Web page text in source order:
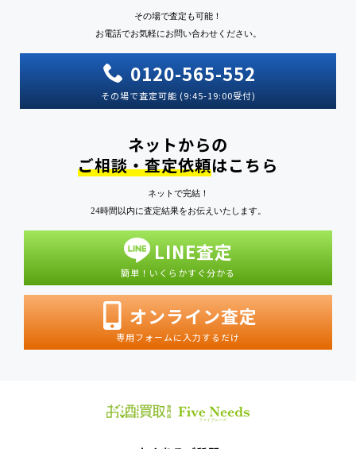
その場で査定も可能！
お電話でお気軽にお問い合わせください。
0120-565-552
その場で査定可能 (9:45-19:00受付)
ネットからの
ご相談・査定依頼はこちら
ネットで完結！
24時間以内に査定結果をお伝えいたします。
LINE査定
簡単！いくらかすぐ分かる
オンライン査定
専用フォームに入力するだけ